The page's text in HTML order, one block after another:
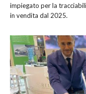
impiegato per la
in vendita dal 2025.